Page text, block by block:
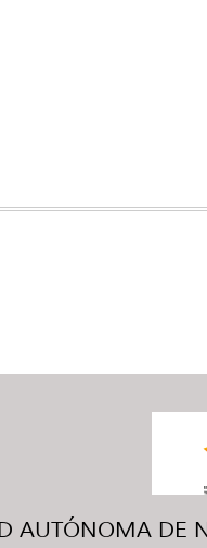
AUTÓNOMA DE